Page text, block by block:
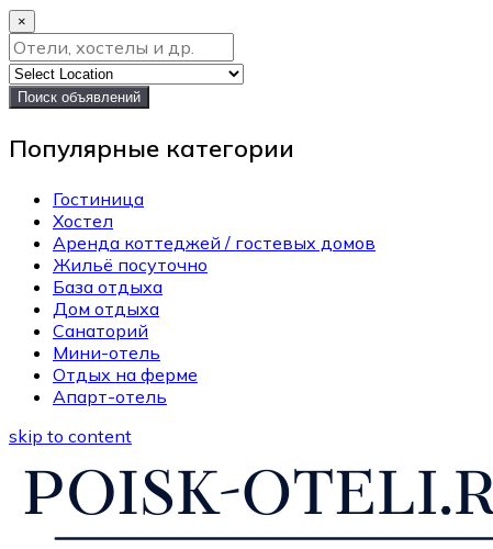
×
Поиск объявлений
Популярные категории
Гостиница
Хостел
Аренда коттеджей / гостевых домов
Жильё посуточно
База отдыха
Дом отдыха
Санаторий
Мини-отель
Отдых на ферме
Апарт-отель
skip to content